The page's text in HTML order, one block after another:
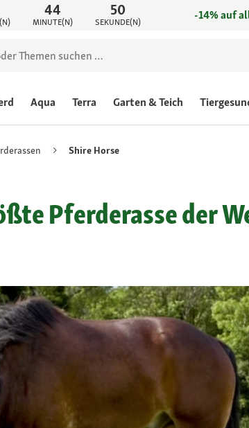
44
MINUTE(N)
50
SEKUNDE(N) -14% auf
Aqua Terra Garten & Teich
Shire Horse
Pferderasse der